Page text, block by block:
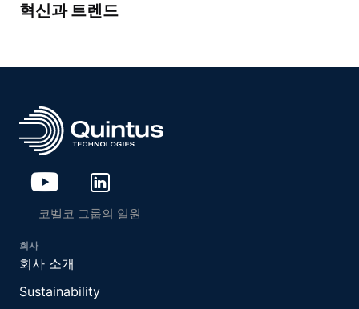
혁신과 트렌드
코벨코 그룹의 일원
회사
회사 소개
Sustainability